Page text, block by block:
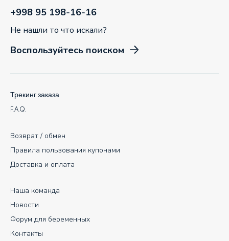
+998 95 198-16-16
Не нашли то что искали?
Воспользуйтесь поиском
Наша команда
Новости
Форум для беременных
Контакты
Возврат / обмен
Правила пользования купонами
Доставка и оплата
Трекинг заказа
F.A.Q.